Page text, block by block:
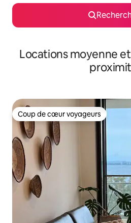
Locations moyenne
Coup de cœur voyageurs
Coup de cœur voyageurs